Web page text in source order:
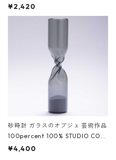
大きめ 撥水加工 収納ポーチ CRO
CODILE/Black クロコダイル/ブラ
¥2,420
砂時計 ガラスのオブジェ 芸術作品
100percent 100% STUDIO COH
AKU Timeless 100パーセント ス
¥4,400